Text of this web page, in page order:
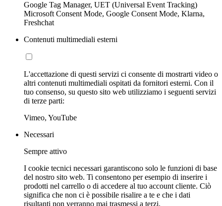
Google Tag Manager, UET (Universal Event Tracking)
Microsoft Consent Mode, Google Consent Mode, Klarna,
Freshchat
Contenuti multimediali esterni
L'accettazione di questi servizi ci consente di mostrarti video o
altri contenuti multimediali ospitati da fornitori esterni. Con il
tuo consenso, su questo sito web utilizziamo i seguenti servizi
di terze parti:
Vimeo, YouTube
Necessari
Sempre attivo
I cookie tecnici necessari garantiscono solo le funzioni di base
del nostro sito web. Ti consentono per esempio di inserire i
prodotti nel carrello o di accedere al tuo account cliente. Ciò
significa che non ci è possibile risalire a te e che i dati
risultanti non verranno mai trasmessi a terzi.